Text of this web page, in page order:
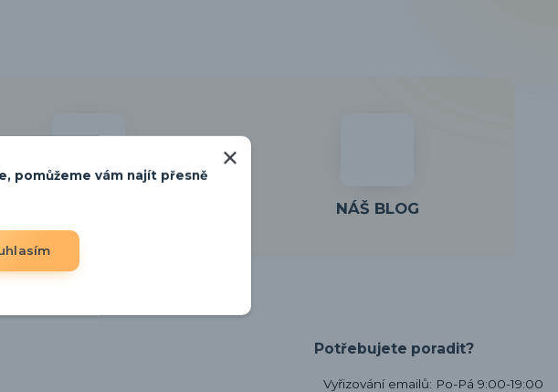
NÁŠ BLOG
Potřebujete poradit?
Vyřizování emailů: Po-Pá 9:00-19:00
pomůžeme vám najít přesně